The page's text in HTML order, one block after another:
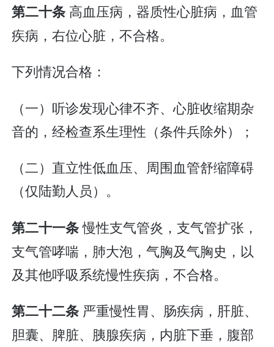
第二十条 高血压病，器质性心脏病，血管
疾病，右位心脏，不合格。
下列情况合格：
（一）听诊发现心律不齐、心脏收缩期杂
音的，经检查系生理性（条件兵除外）；
（二）直立性低血压、周围血管舒缩障碍
（仅陆勤人员）。
第二十一条慢性支气管炎，支气管扩张，
支气管哮喘，肺大泡，气胸及气胸史，以
及其他呼吸系统慢性疾病，不合格。
第二十二条 严重慢性胃、肠疾病，肝脏、
胆囊、脾脏、胰腺疾病，内脏下垂，腹部